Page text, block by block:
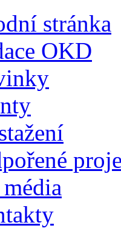
stránka
OKD